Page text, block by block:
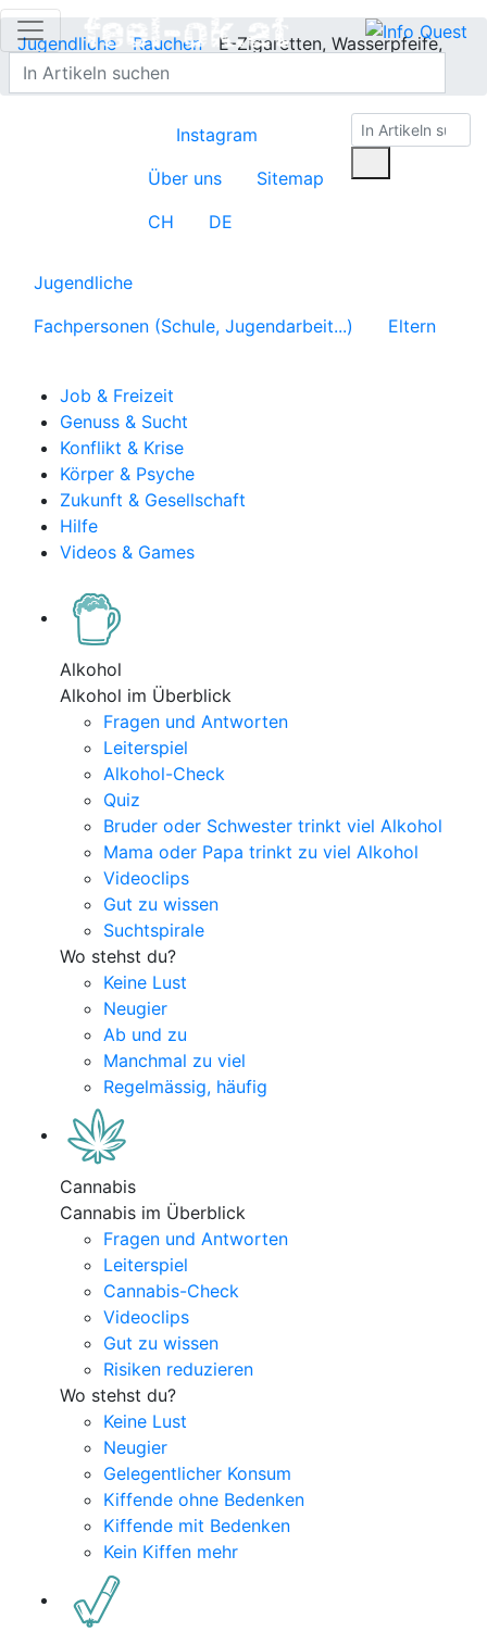
Jugendliche Rauchen
E-Zigaretten, Wasserpfeife,
Snus etc.
Instagram
Über uns
Sitemap
CH
DE
Jugendliche
Fachpersonen (Schule, Jugendarbeit...)
Eltern
Job & Freizeit
Genuss & Sucht
Konflikt & Krise
Körper & Psyche
Zukunft & Gesellschaft
Hilfe
Videos & Games
Alkohol
Alkohol im Überblick
Fragen und Antworten
Leiterspiel
Alkohol-Check
Quiz
Bruder oder Schwester trinkt viel Alkohol
Mama oder Papa trinkt zu viel Alkohol
Videoclips
Gut zu wissen
Suchtspirale
Wo stehst du?
Keine Lust
Neugier
Ab und zu
Manchmal zu viel
Regelmässig, häufig
Cannabis
Cannabis im Überblick
Fragen und Antworten
Leiterspiel
Cannabis-Check
Videoclips
Gut zu wissen
Risiken reduzieren
Wo stehst du?
Keine Lust
Neugier
Gelegentlicher Konsum
Kiffende ohne Bedenken
Kiffende mit Bedenken
Kein Kiffen mehr